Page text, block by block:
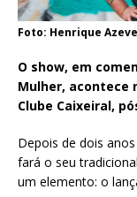
Foto: Henrique
O show, em
Mulher, acontece
Clube Caixeiral,
Depois de dois
fará o seu
um elemento: o